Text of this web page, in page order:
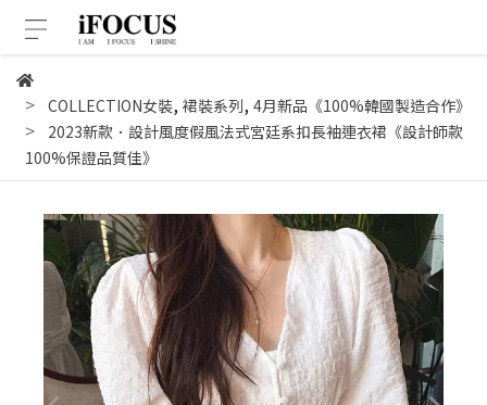
COLLECTION女裝, 裙裝系列, 4月新品《100%韓國製造合作》
2023新款．設計風度假風法式宮廷系扣長袖連衣裙《設計師款
100%保證品質佳》